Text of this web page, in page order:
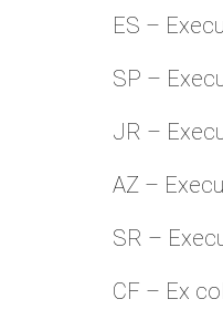
ES –
SP –
JR –
AZ –
SR –
CF – Ex